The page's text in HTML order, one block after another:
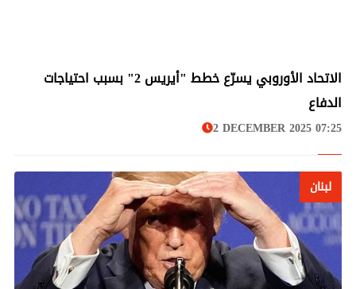
الاتحاد الأوروبي يسرّع خطط "أيريس 2" بسبب احتياجات
الدفاع
2 DECEMBER 2025 07:25
لبنان